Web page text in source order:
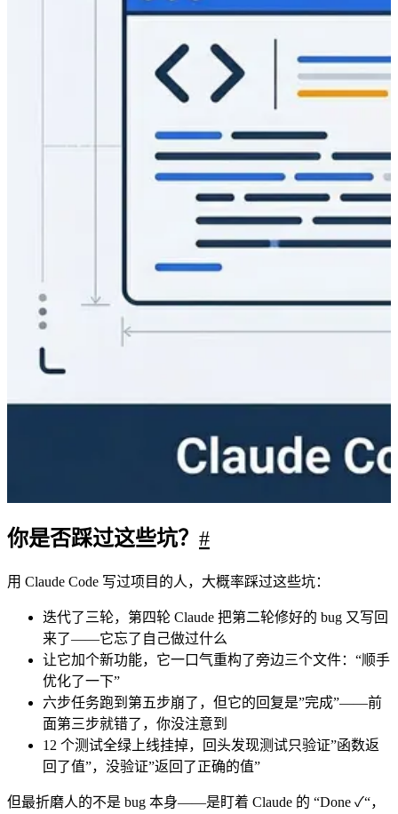
你是否踩过这些坑？ #
用 Claude Code 写过项目的人，大概率踩过这些坑：
迭代了三轮，第四轮 Claude 把第二轮修好的 bug 又写回
来了——它忘了自己做过什么
让它加个新功能，它一口气重构了旁边三个文件：“顺手
优化了一下”
六步任务跑到第五步崩了，但它的回复是”完成”——前
面第三步就错了，你没注意到
12 个测试全绿上线挂掉，回头发现测试只验证”函数返
回了值”，没验证”返回了正确的值”
但最折磨人的不是 bug 本身——是盯着 Claude 的 “Done ✓“，